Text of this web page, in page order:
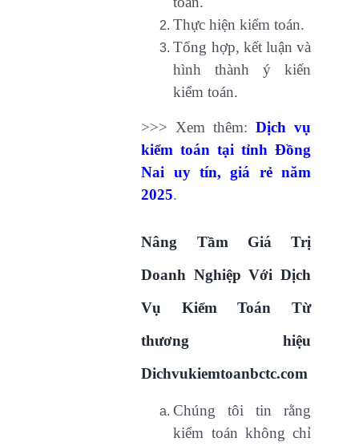
Thực hiện kiểm toán.
Tổng hợp, kết luận và
hình thành ý kiến
kiểm toán.
>>> Xem thêm:Dịch vụ
kiểm toán tại tỉnh Đồng
Nai uy tín, giá rẻ năm
2025.
Nâng Tầm Giá Trị
Doanh Nghiệp Với Dịch
Vụ Kiểm Toán Từ
thương hiệu
Dichvukiemtoanbctc.com
Chúng tôi tin rằng
kiểm toán không chỉ